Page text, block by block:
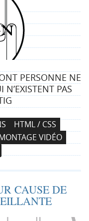
4
d
e
s
i
g
n
PERSONNE NE
PAS
HTML / CSS
VIDÉO
CAUSE DE